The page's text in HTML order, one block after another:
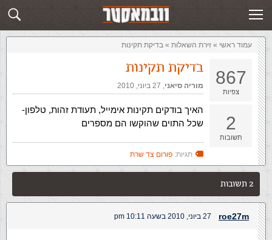
שלח תשובה זירת השאלות
עמוד ראשי » ‏זירת השאלות‏ » בדיקת תקינות
867
צפיות
2
תשובות
בדיקת תקינות
מוריה סיאני,‏ 27 ביוני, 2010
האיך בודקים תקינות אימייל, תעודת זהות, טלפון-
שכל התוים שהוקשו הם מספרים
תגיות: פורום צד שרת
2 תשובות
roe27m 27 ביוני, 2010 בשעה 10:11 pm